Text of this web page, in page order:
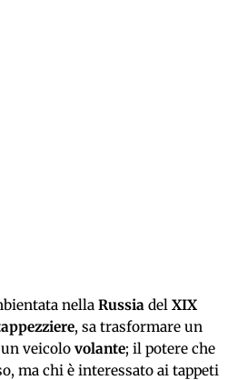
nella Russia del XIX
, sa trasformare un
veicolo volante; il potere che
ma chi è interessato ai tappeti